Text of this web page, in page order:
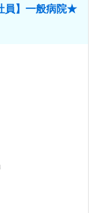
員】一般病院★